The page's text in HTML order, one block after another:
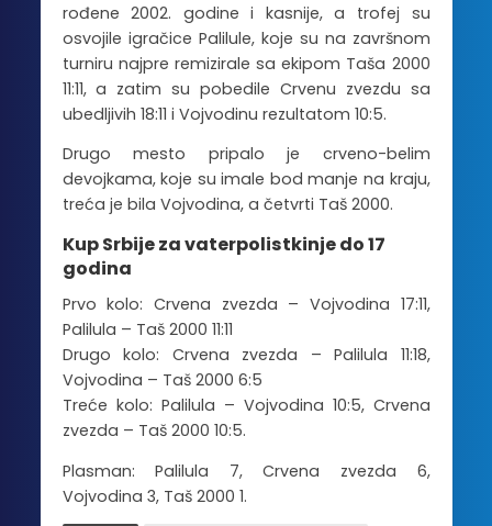
rođene 2002. godine i kasnije, a trofej su
osvojile igračice Palilule, koje su na završnom
turniru najpre remizirale sa ekipom Taša 2000
11:11, a zatim su pobedile Crvenu zvezdu sa
ubedljivih 18:11 i Vojvodinu rezultatom 10:5.
Drugo mesto pripalo je crveno-belim
devojkama, koje su imale bod manje na kraju,
treća je bila Vojvodina, a četvrti Taš 2000.
Kup Srbije za vaterpolistkinje do 17
godina
Prvo kolo: Crvena zvezda – Vojvodina 17:11,
Palilula – Taš 2000 11:11
Drugo kolo: Crvena zvezda – Palilula 11:18,
Vojvodina – Taš 2000 6:5
Treće kolo: Palilula – Vojvodina 10:5, Crvena
zvezda – Taš 2000 10:5.
Plasman: Palilula 7, Crvena zvezda 6,
Vojvodina 3, Taš 2000 1.